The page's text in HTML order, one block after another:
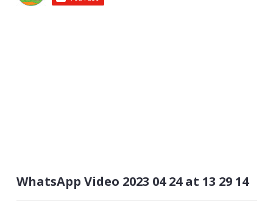
WhatsApp Video 2023 04 24 at 13 29 14